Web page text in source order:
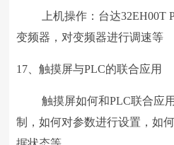
上机操作：台达32EH00T
变频器，对变频器进行调速等
17、触摸屏与PLC的联合应用
触摸屏如何和PLC联合应用
制，如何对参数进行设置，如